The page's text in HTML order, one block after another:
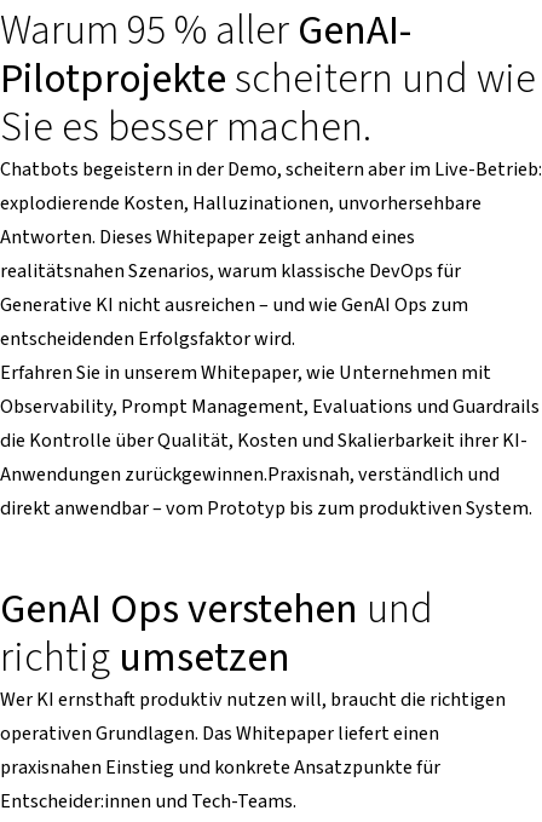
Warum 95 % allerGenAI-
Pilotprojektescheitern und wie
Sie es besser machen.
Chatbots begeistern in der Demo, scheitern aber im Live-Betrieb:
explodierende Kosten, Halluzinationen, unvorhersehbare
Antworten. Dieses Whitepaper zeigt anhand eines
realitätsnahen Szenarios, warum klassische DevOps für
Generative KI nicht ausreichen – und wie GenAI Ops zum
entscheidenden Erfolgsfaktor wird.
Erfahren Sie in unserem Whitepaper, wie Unternehmen mit
Observability, Prompt Management, Evaluations und Guardrails
die Kontrolle über Qualität, Kosten und Skalierbarkeit ihrer KI-
Anwendungen zurückgewinnen.Praxisnah, verständlich und
direkt anwendbar – vom Prototyp bis zum produktiven System.
GenAI Ops verstehen und
richtig umsetzen
Wer KI ernsthaft produktiv nutzen will, braucht die richtigen
operativen Grundlagen. Das Whitepaper liefert einen
praxisnahen Einstieg und konkrete Ansatzpunkte für
Entscheider:innen und Tech-Teams.